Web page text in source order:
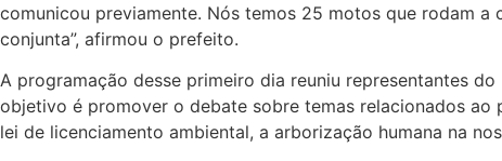
comunicou previamente. Nós temos 25 motos que rodam
conjunta”, afirmou o prefeito.
A programação desse primeiro dia reuniu representantes
objetivo é promover o debate sobre temas relacionados ao
lei de licenciamento ambiental, a arborização humana na